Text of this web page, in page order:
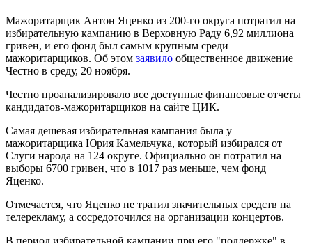
Мажоритарщик Антон Яценко из 200-го округа потратил на
избирательную кампанию в Верховную Раду 6,92 миллиона
гривен, и его фонд был самым крупным среди
мажоритарщиков. Об этом заявило общественное движение
Честно в среду, 20 ноября.
Честно проанализировало все доступные финансовые отчеты
кандидатов-мажоритарщиков на сайте ЦИК.
Самая дешевая избирательная кампания была у
мажоритарщика Юрия Камельчука, который избирался от
Слуги народа на 124 округе. Официально он потратил на
выборы 6700 гривен, что в 1017 раз меньше, чем фонд
Яценко.
Отмечается, что Яценко не тратил значительных средств на
телерекламу, а сосредоточился на организации концертов.
В период избирательной кампании при его "поддержке" в